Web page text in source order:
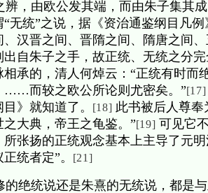
辨，由欧公发其端，而由朱子集其
“无统”之说，据《资治通鉴纲目凡
汉晋之间、晋隋之间、隋唐之间、
自朱子之手，故正统、无统之分
承的，清人何焯云：“正统有时
……而较之欧公所论则尤密矣。”[17]
》就知道了。 [18] 此书被后人尊奉
之大典，帝王之龟鉴。”[19] 可见它
张扬的正统观念基本上主导了元
统者定”。
[21]
的绝统说还是朱熹的无统说，都是